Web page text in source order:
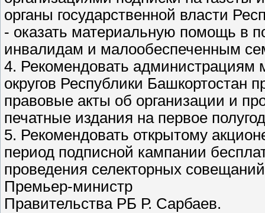
органы государственной власти
- оказать материальную помощь в
инвалидам и малообеспеченным
4. Рекомендовать администрациям
округов Республики Башкортостан
правовые акты об организации и
печатные издания на первое
5. Рекомендовать открытому
период подписной кампании
проведения селекторных
Премьер-министр
Правительства РБ Р. Сарбаев.